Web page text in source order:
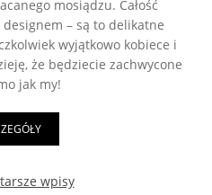
mosiądzu. Całość
– są to delikatne
wyjątkowo kobiece i
że będziecie zachwycone
jak my!
wpisy